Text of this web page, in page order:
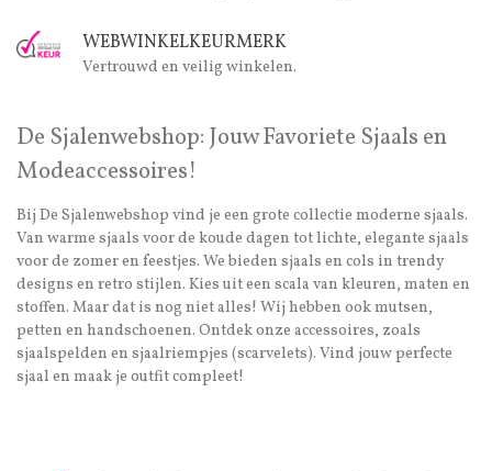
WEBWINKELKEURMERK
Vertrouwd en veilig winkelen.
De Sjalenwebshop: Jouw Favoriete Sjaals en
Modeaccessoires!
Bij De Sjalenwebshop vind je een grote collectie moderne sjaals.
Van warme sjaals voor de koude dagen tot lichte, elegante sjaals
voor de zomer en feestjes. We bieden sjaals en cols in trendy
designs en retro stijlen. Kies uit een scala van kleuren, maten en
stoffen. Maar dat is nog niet alles! Wij hebben ook mutsen,
petten en handschoenen. Ontdek onze accessoires, zoals
sjaalspelden en sjaalriempjes (scarvelets). Vind jouw perfecte
sjaal en maak je outfit compleet!